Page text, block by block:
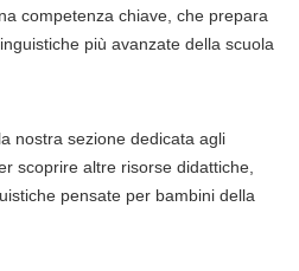
competenza chiave, che prepara
più avanzate della scuola
nostra sezione dedicata agli
scoprire altre risorse didattiche,
pensate per bambini della